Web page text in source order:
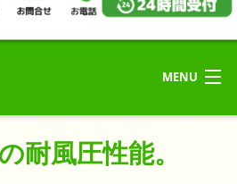
MENU
ォーム・修理
ォーム事例
耐風圧性能。